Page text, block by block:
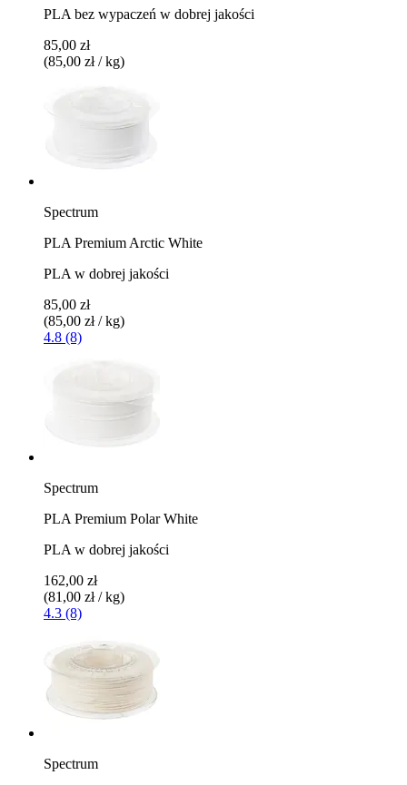
PLA bez wypaczeń w dobrej jakości
85,00 zł
(85,00 zł / kg)
Spectrum
PLA Premium Arctic White
PLA w dobrej jakości
85,00 zł
(85,00 zł / kg)
4.8 (8)
Spectrum
PLA Premium Polar White
PLA w dobrej jakości
162,00 zł
(81,00 zł / kg)
4.3 (8)
Spectrum